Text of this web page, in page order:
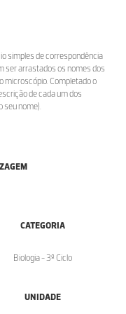
simples de correspondência
ser arrastados os nomes dos
microscópio. Completado o
de cada um dos
nome).
CATEGORIA
Biologia - 3º Ciclo
UNIDADE